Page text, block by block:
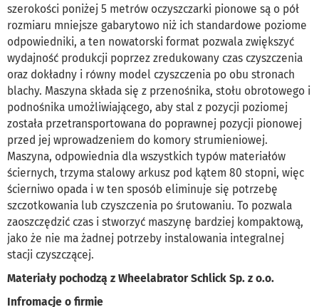
szerokości poniżej 5 metrów oczyszczarki pionowe są o pół
rozmiaru mniejsze gabarytowo niż ich standardowe poziome
odpowiedniki, a ten nowatorski format pozwala zwiększyć
wydajność produkcji poprzez zredukowany czas czyszczenia
oraz dokładny i równy model czyszczenia po obu stronach
blachy. Maszyna składa się z przenośnika, stołu obrotowego i
podnośnika umożliwiającego, aby stal z pozycji poziomej
została przetransportowana do poprawnej pozycji pionowej
przed jej wprowadzeniem do komory strumieniowej.
Maszyna, odpowiednia dla wszystkich typów materiałów
ściernych, trzyma stalowy arkusz pod kątem 80 stopni, więc
ścierniwo opada i w ten sposób eliminuje się potrzebę
szczotkowania lub czyszczenia po śrutowaniu. To pozwala
zaoszczędzić czas i stworzyć maszynę bardziej kompaktową,
jako że nie ma żadnej potrzeby instalowania integralnej
stacji czyszczącej.
Materiały pochodzą z Wheelabrator Schlick Sp. z o.o.
Infromacje o firmie